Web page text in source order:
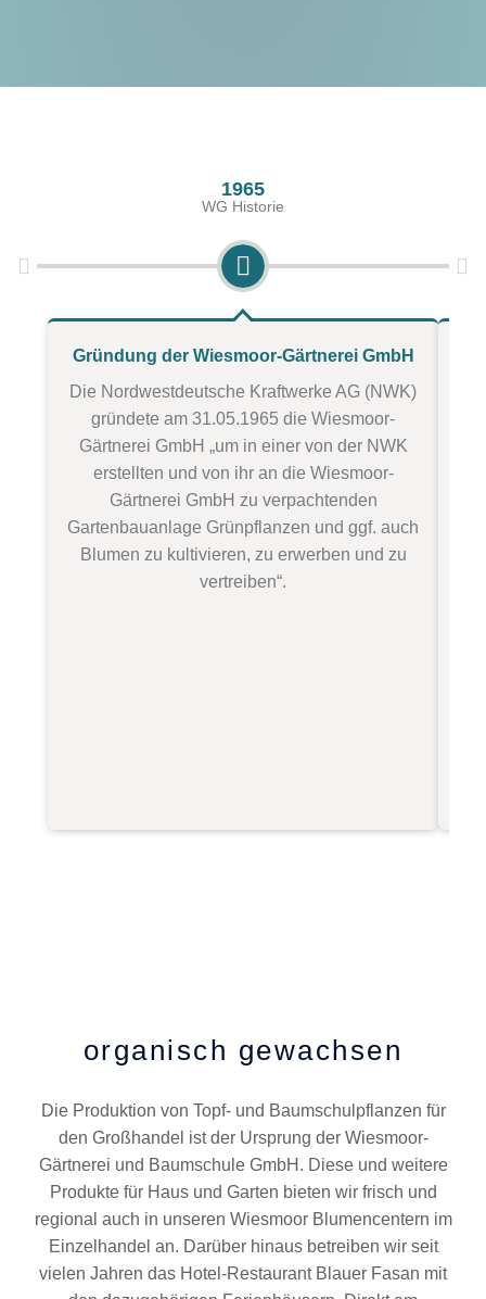
1965
WG Historie
Gründung der Wiesmoor-Gärtnerei GmbH
Die Nordwestdeutsche Kraftwerke AG (NWK)
gründete am 31.05.1965 die Wiesmoor-
Gärtnerei GmbH „um in einer von der NWK
erstellten und von ihr an die Wiesmoor-
Gärtnerei GmbH zu verpachtenden
Gartenbauanlage Grünpflanzen und ggf. auch
Blumen zu kultivieren, zu erwerben und zu
vertreiben“.
organisch gewachsen
Die Produktion von Topf- und Baumschulpflanzen für
den Großhandel ist der Ursprung der Wiesmoor-
Gärtnerei und Baumschule GmbH. Diese und weitere
Produkte für Haus und Garten bieten wir frisch und
regional auch in unseren Wiesmoor Blumencentern im
Einzelhandel an. Darüber hinaus betreiben wir seit
vielen Jahren das Hotel-Restaurant Blauer Fasan mit